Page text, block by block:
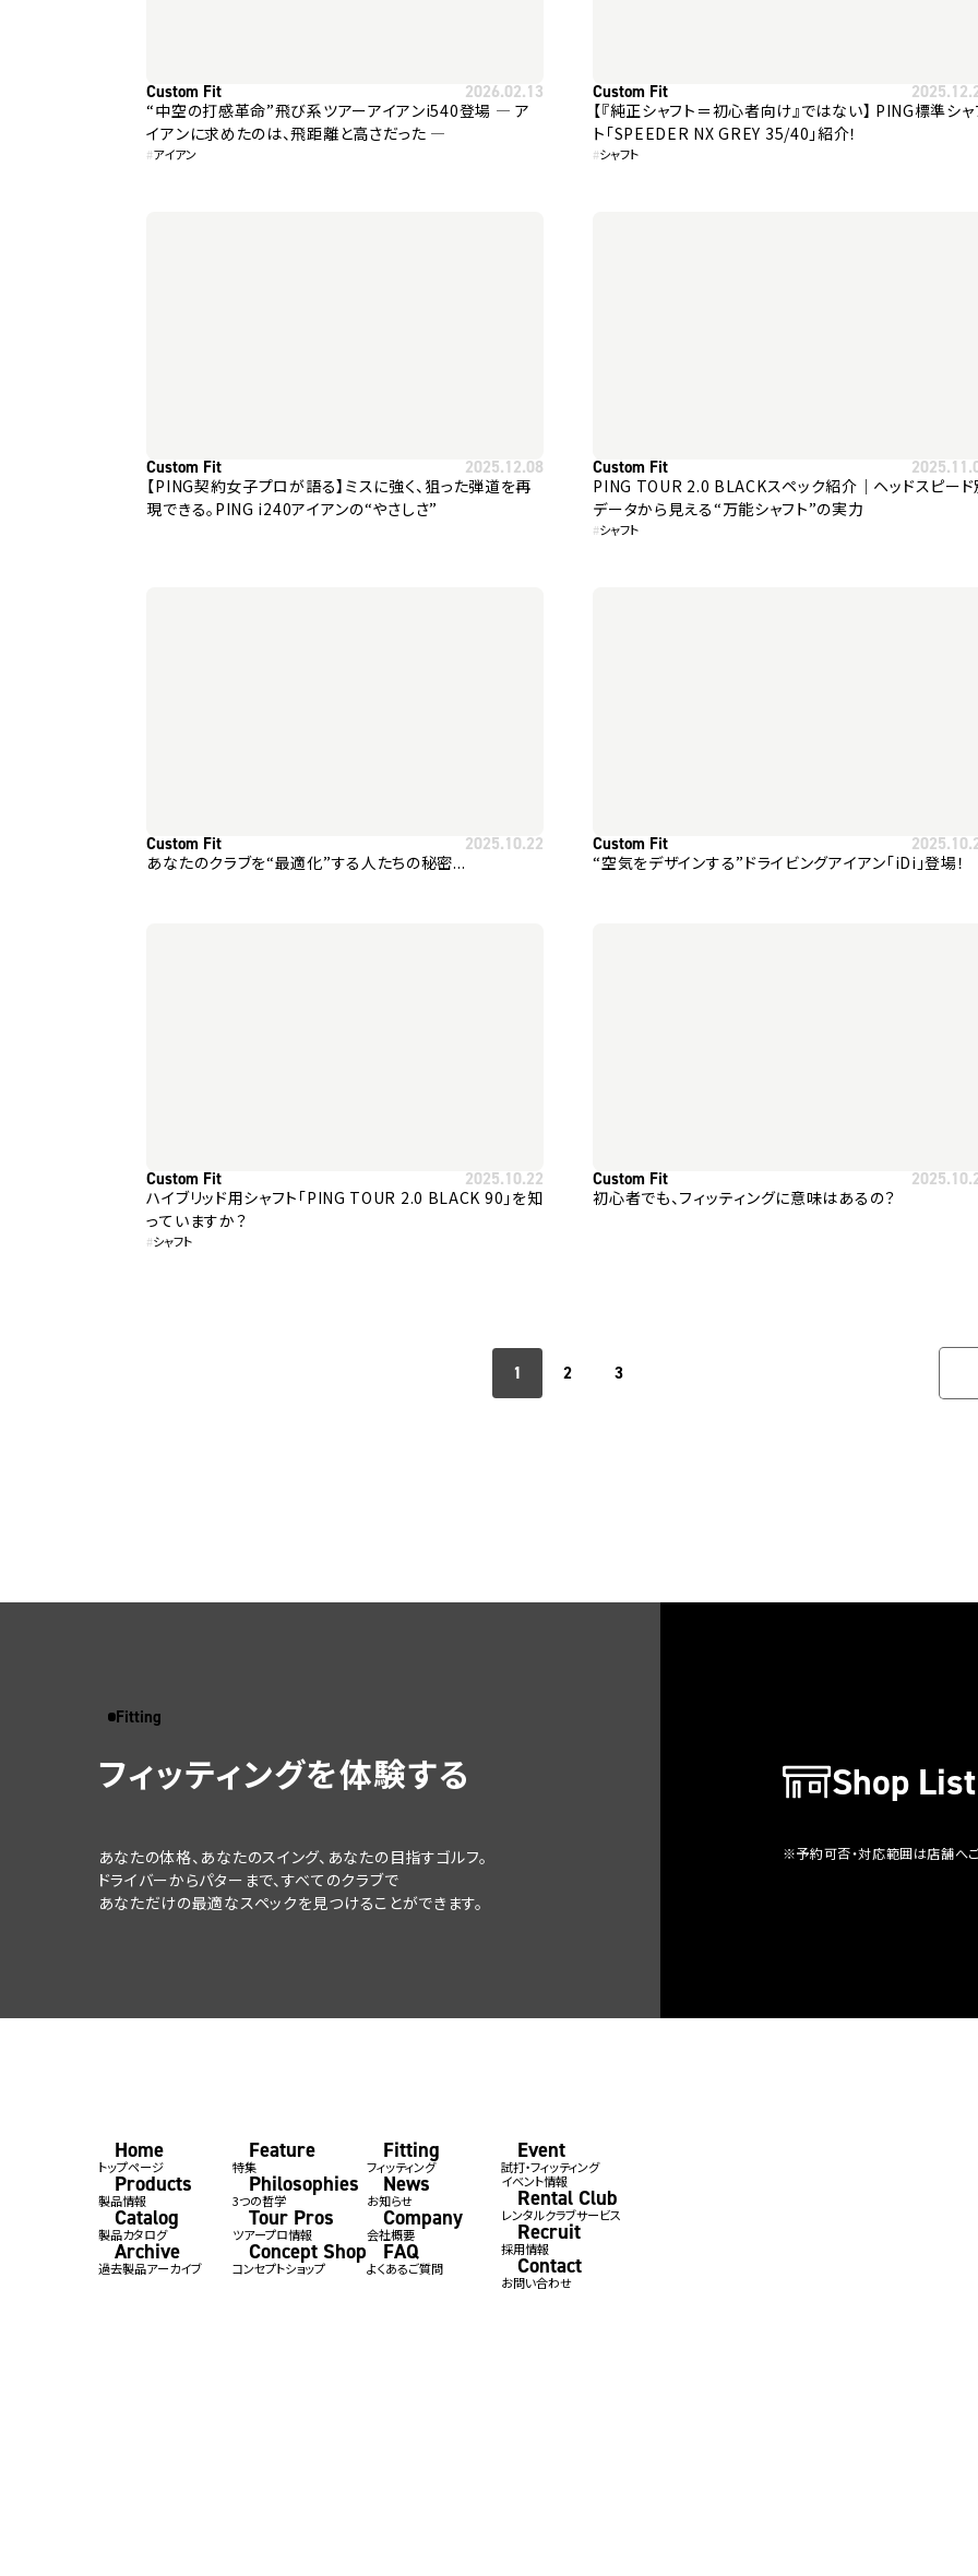
Custom Fit 2026.02.13
“中空の打感革命”飛び系ツアーアイアンi540登場 ― ア
イアンに求めたのは、飛距離と高さだった ―
#アイアン
Custom Fit
【『純正シャフト＝初心者向け』ではない】 PING標準シャ
ト「SPEEDER NX GREY 35/40」紹介！
#シャフト
Custom Fit 2025.12.08
【PING契約女子プロが語る】ミスに強く、狙った弾道を再
現できる。PING i240アイアンの“やさしさ”
Custom Fit
PING TOUR 2.0 BLACKスペック紹介｜ヘッドスピー
データから見える“万能シャフト”の実力
#シャフト
Custom Fit 2025.10.22
あなたのクラブを“最適化”する人たちの秘密...
Custom Fit
“空気をデザインする”ドライビングアイアン「iDi」登場！
Custom Fit 2025.10.22
ハイブリッド用シャフト「PING TOUR 2.0 BLACK 90」を知
っていますか？
#シャフト
Custom Fit
初心者でも、フィッティングに意味はあるの？
1 2 3
Fitting
フィッティングを体験する
あなたの体格、あなたのスイング、 あなたの目指すゴルフ。
ドライバーからパターまで、すべてのクラブで
あなただけの最適なスペックを見つけることができます。
Shop List
※予約可否・対応範囲は店舗へ
Home
トップページ
Products
製品情報
Catalog
製品カタログ
Archive
過去製品アーカイブ
Feature
特集
Philosophies
3つの哲学
Tour Pros
ツアープロ情報
Concept Shop
コンセプトショップ
Fitting
フィッティング
News
お知らせ
Company
会社概要
FAQ
よくあるご質問
Event
試打・フィッティング
イベント情報
Rental Club
レンタルクラブサービス
Recruit
採用情報
Contact
お問い合わせ